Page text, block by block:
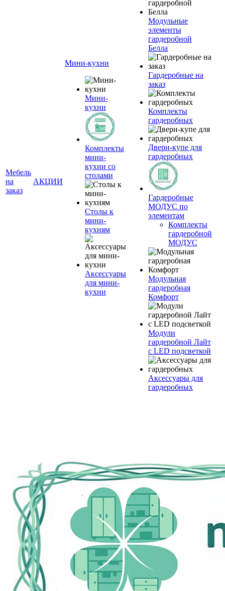
Мебель
на
заказ
АКЦИИ
Мини-кухни
Мини-
кухни
Комплекты
мини-
кухни со
столами
Столы к
мини-
кухням
Аксессуары
для мини-
кухни
Модульные
элементы
гардеробной
Белла
Гардеробные на
заказ
Комплекты
гардеробных
Двери-купе для
гардеробных
Гардеробные
МОДУС по
элементам
Комплекты
гардеробной
МОДУС
Модульная
гардеробная
Комфорт
Модули
гардеробной Лайт
с LED подсветкой
Аксессуары для
гардеробных